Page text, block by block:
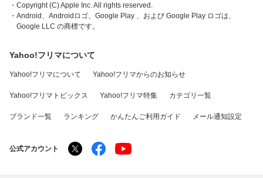
・Copyright (C) Apple Inc. All rights reserved.
・Android、Androidロゴ、Google Play 、および Google Play ロゴは、
Google LLC の商標です。
Yahoo!フリマについて
Yahoo!フリマについて Yahoo!フリマからのお知らせ
Yahoo!フリマトピックス Yahoo!フリマ特集 カテゴリ一覧
ブランド一覧 ランキング かんたんご利用ガイド メール通知設定
公式アカウント